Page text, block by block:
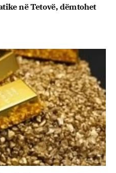
në Tetovë, dëmtohet